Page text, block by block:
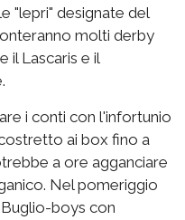
"lepri" designate del
molti derby
il Lascaris e il
i conti con l'infortunio
ai box fino a
a ore agganciare
Nel pomeriggio
boys con